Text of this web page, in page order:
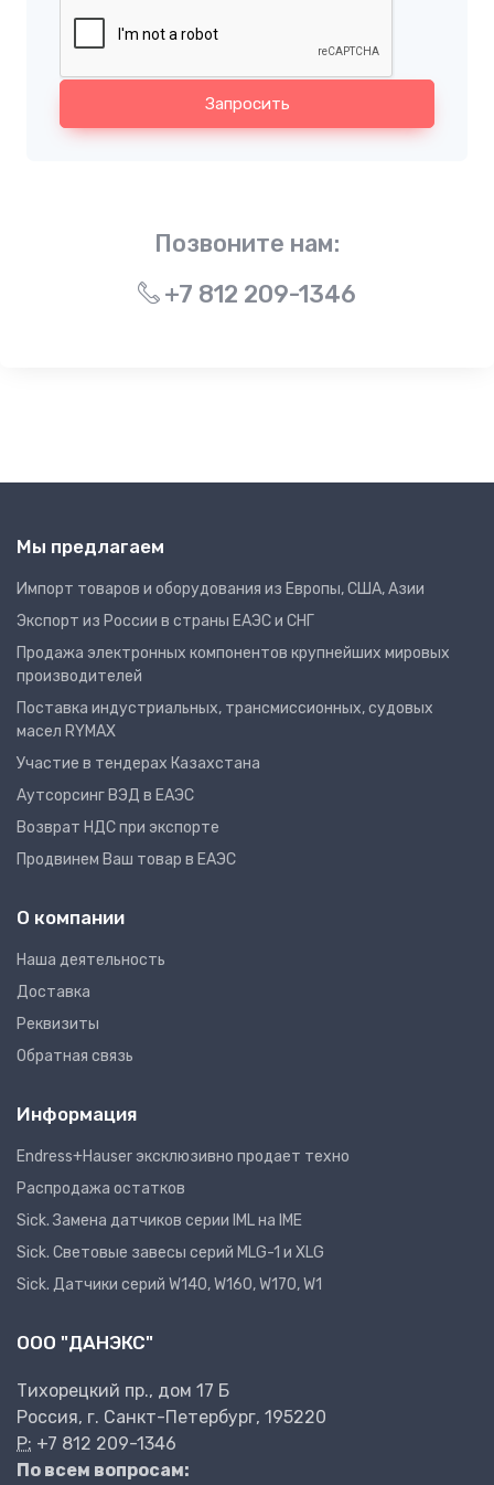
Запросить
Позвоните нам:
+7 812 209-1346
Мы предлагаем
Импорт товаров и оборудования из Европы, США, Азии
Экспорт из России в страны ЕАЭС и СНГ
Продажа электронных компонентов крупнейших мировых
производителей
Поставка индустриальных, трансмиссионных, судовых
масел RYMAX
Участие в тендерах Казахстана
Аутсорсинг ВЭД в ЕАЭС
Возврат НДС при экспорте
Продвинем Ваш товар в ЕАЭС
О компании
Наша деятельность
Доставка
Реквизиты
Обратная связь
Информация
Endress+Hauser эксклюзивно продает техно
Распродажа остатков
Sick. Замена датчиков серии IML на IME
Sick. Световые завесы серий MLG-1 и XLG
Sick. Датчики серий W140, W160, W170, W1
ООО "ДАНЭКС"
Тихорецкий пр., дом 17 Б
Россия, г. Санкт-Петербург, 195220
P: +7 812 209-1346
По всем вопросам: